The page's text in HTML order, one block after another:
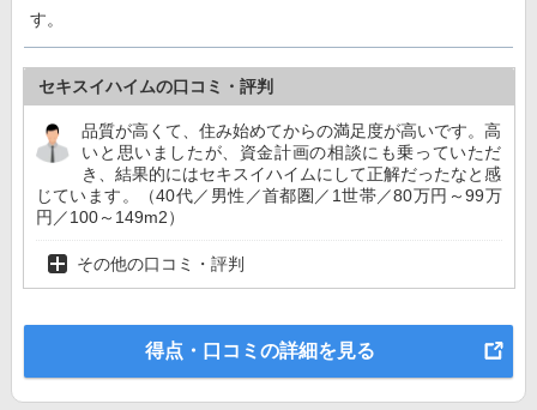
す。
セキスイハイムの口コミ・評判
品質が高くて、住み始めてからの満足度が高いです。高
いと思いましたが、資金計画の相談にも乗っていただ
き、結果的にはセキスイハイムにして正解だったなと感
じています。（40代／男性／首都圏／1世帯／80万円～99万
円／100～149m2）
その他の口コミ・評判
得点・口コミの詳細を見る